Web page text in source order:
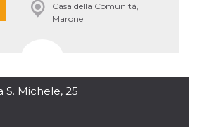
S. Michele, 25
Casa della Comunità,
Marone